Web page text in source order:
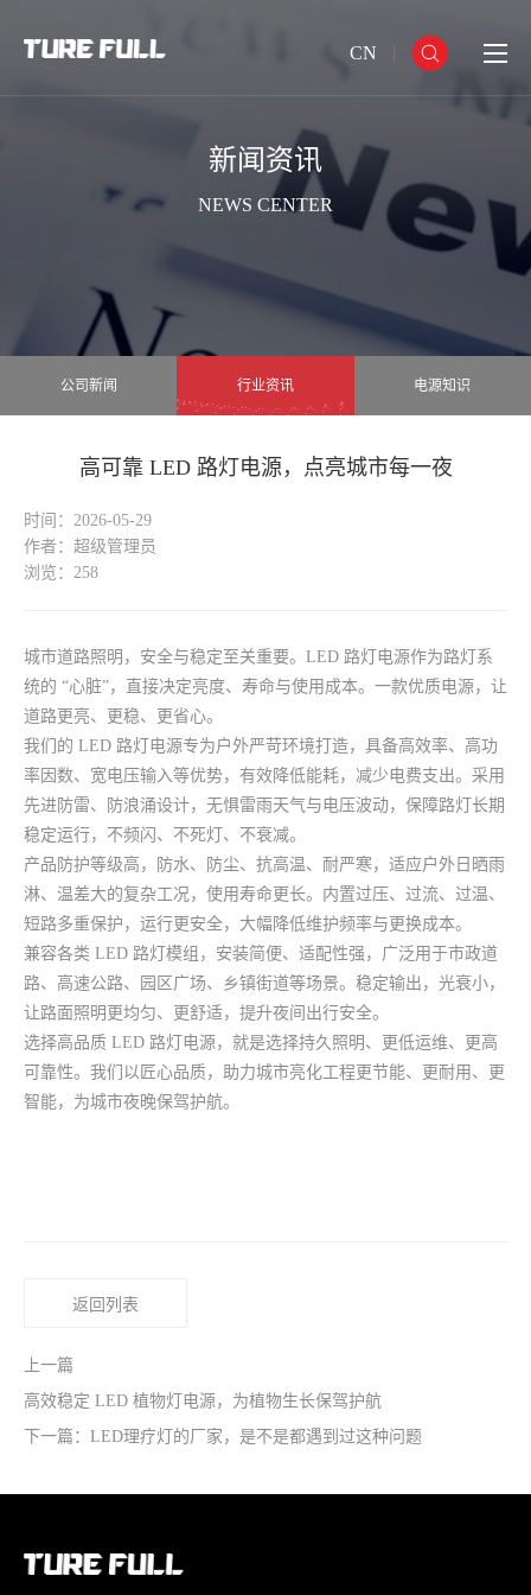
CN
新闻资讯
NEWS CENTER
公司新闻 行业资讯 电源知识
高可靠 LED 路灯电源，点亮城市每一夜
时间：2026-05-29
作者：超级管理员
浏览：258
城市道路照明，安全与稳定至关重要。LED 路灯电源作为路灯系
统的 “心脏”，直接决定亮度、寿命与使用成本。一款优质电源，让
道路更亮、更稳、更省心。
我们的 LED 路灯电源专为户外严苛环境打造，具备高效率、高功
率因数、宽电压输入等优势，有效降低能耗，减少电费支出。采用
先进防雷、防浪涌设计，无惧雷雨天气与电压波动，保障路灯长期
稳定运行，不频闪、不死灯、不衰减。
产品防护等级高，防水、防尘、抗高温、耐严寒，适应户外日晒雨
淋、温差大的复杂工况，使用寿命更长。内置过压、过流、过温、
短路多重保护，运行更安全，大幅降低维护频率与更换成本。
兼容各类 LED 路灯模组，安装简便、适配性强，广泛用于市政道
路、高速公路、园区广场、乡镇街道等场景。稳定输出，光衰小，
让路面照明更均匀、更舒适，提升夜间出行安全。
选择高品质 LED 路灯电源，就是选择持久照明、更低运维、更高
可靠性。我们以匠心品质，助力城市亮化工程更节能、更耐用、更
智能，为城市夜晚保驾护航。
上一篇
高效稳定 LED 植物灯电源，为植物生长保驾护航
下一篇：LED理疗灯的厂家，是不是都遇到过这种问题
返回列表